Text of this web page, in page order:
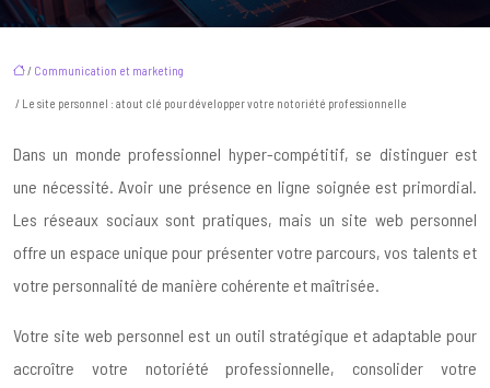
/ Communication et marketing
/ Le site personnel : atout clé pour développer votre notoriété professionnelle
Dans un monde professionnel hyper-compétitif, se distinguer est
une nécessité. Avoir une présence en ligne soignée est primordial.
Les réseaux sociaux sont pratiques, mais un site web personnel
offre un espace unique pour présenter votre parcours, vos talents et
votre personnalité de manière cohérente et maîtrisée.
Votre site web personnel est un outil stratégique et adaptable pour
accroître votre notoriété professionnelle, consolider votre